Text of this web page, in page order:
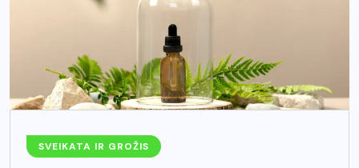
SVEIKATA IR GROŽIS